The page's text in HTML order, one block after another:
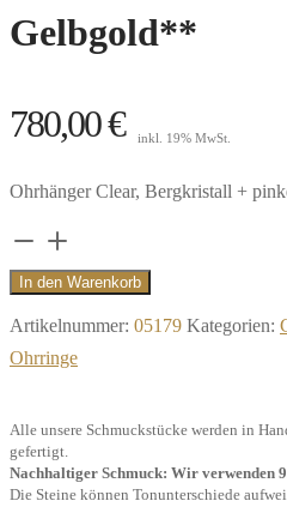
Gelbgold**
780,00€ inkl. 19% MwSt.
Ohrhänger Clear, Bergkristall +
Ohrhänger
Clear,
+
pinker
750/-
Gelbgold**
Menge
In den Warenkorb
Artikelnummer: 05179 Kategorien:
Ohrringe
Alle unsere Schmuckstücke werden in
gefertigt.
Nachhaltiger Schmuck: Wir verwenden
Die Steine können Tonunterschiede